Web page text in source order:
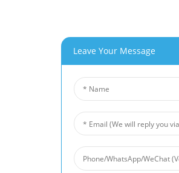
Potentiels De Projets Et D'applications
Nos Produits
Mousse D'aluminium
Feutre En Fibre De Nickel
Feutre En Fibre De Titane
Tapis En Fibre D'acier Inoxydable
Treillis Métallique Fritté
Leave Your Message